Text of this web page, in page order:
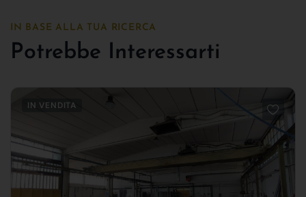
IN BASE ALLA TUA RICERCA
Potrebbe Interessarti
IN VENDITA